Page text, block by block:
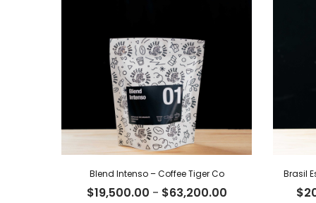
Blend Intenso – Coffee Tiger Co
$19,500.00 - $63,200.00Rango
Brasil
$